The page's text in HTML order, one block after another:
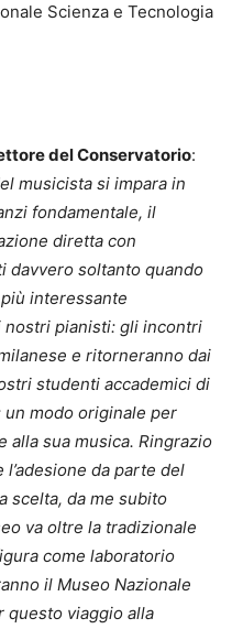
Scienza e Tecnologia
del Conservatorio:
musicista si impara in
fondamentale, il
diretta con
davvero soltanto quando
interessante
nostri pianisti: gli incontri
e ritorneranno dai
studenti accademici di
modo originale per
alla sua musica. Ringrazio
da parte del
scelta, da me subito
va oltre la tradizionale
come laboratorio
il Museo Nazionale
questo viaggio alla